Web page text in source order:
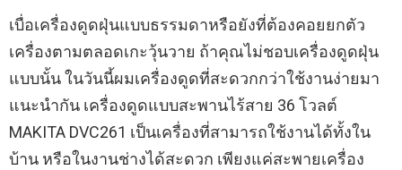
เบื่อเครื่องดูดฝุ่นแบบธรรมดาหรือยังที่ต้องคอยยกตัว
เครื่องตามตลอดเกะวุ้นวาย ถ้าคุณไม่ชอบเครื่องดูดฝุ่น
แบบนั้น ในวันนี้ผมเครื่องดูดที่สะดวกกว่าใช้งานง่ายมา
แนะนำกัน เครื่องดูดแบบสะพานไร้สาย 36 โวลต์
MAKITA DVC261 เป็นเครื่องที่สามารถใช้งานได้ทั้งใน
บ้าน หรือในงานช่างได้สะดวก เพียงแค่สะพายเครื่อง